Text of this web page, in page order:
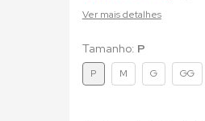
Ver mais detalhes
Tamanho: P
P M G GG